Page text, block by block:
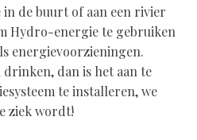
in de buurt of aan een rivier
Hydro-energie te gebruiken
energievoorzieningen.
dan is het aan te
te installeren, we
ziek wordt!